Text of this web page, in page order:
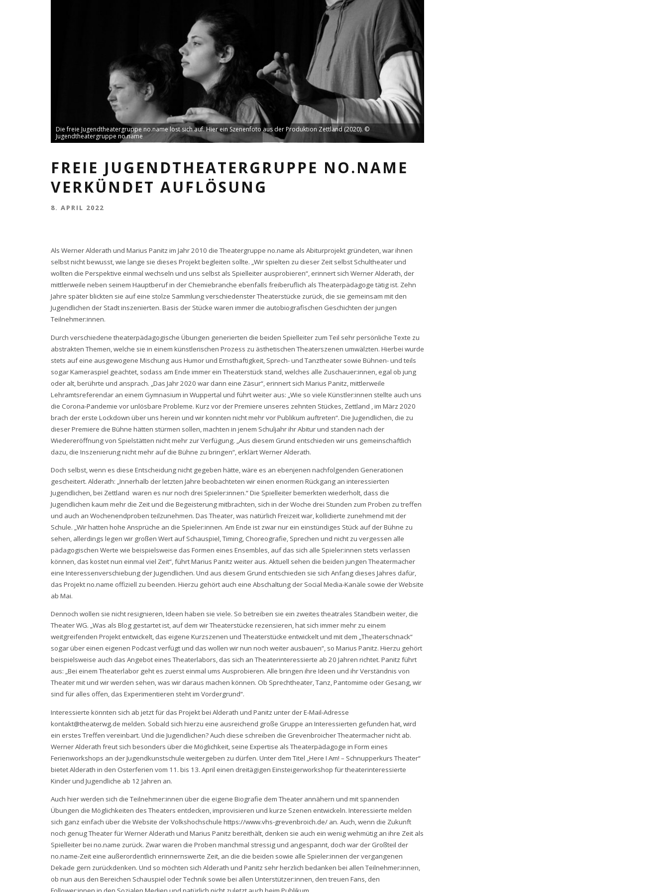
Die freie Jugendtheatergruppe no.name löst sich auf. Hier ein Szenenfoto aus der Produktion Zettland (2020). ©
Jugendtheatergruppe no.name
FREIE JUGENDTHEATERGRUPPE NO.NAME
VERKÜNDET AUFLÖSUNG
8. APRIL 2022
Als Werner Alderath und Marius Panitz im Jahr 2010 die Theatergruppe no.name als Abiturprojekt gründeten, war ihnen
selbst nicht bewusst, wie lange sie dieses Projekt begleiten sollte. „Wir spielten zu dieser Zeit selbst Schultheater und
wollten die Perspektive einmal wechseln und uns selbst als Spielleiter ausprobieren“, erinnert sich Werner Alderath, der
mittlerweile neben seinem Hauptberuf in der Chemiebranche ebenfalls freiberuflich als Theaterpädagoge tätig ist. Zehn
Jahre später blickten sie auf eine stolze Sammlung verschiedenster Theaterstücke zurück, die sie gemeinsam mit den
Jugendlichen der Stadt inszenierten. Basis der Stücke waren immer die autobiografischen Geschichten der jungen
Teilnehmer:innen.
Durch verschiedene theaterpädagogische Übungen generierten die beiden Spielleiter zum Teil sehr persönliche Texte zu
abstrakten Themen, welche sie in einem künstlerischen Prozess zu ästhetischen Theaterszenen umwälzten. Hierbei wurde
stets auf eine ausgewogene Mischung aus Humor und Ernsthaftigkeit, Sprech- und Tanztheater sowie Bühnen- und teils
sogar Kameraspiel geachtet, sodass am Ende immer ein Theaterstück stand, welches alle Zuschauer:innen, egal ob jung
oder alt, berührte und ansprach. „Das Jahr 2020 war dann eine Zäsur“, erinnert sich Marius Panitz, mittlerweile
Lehramtsreferendar an einem Gymnasium in Wuppertal und führt weiter aus: „Wie so viele Künstler:innen stellte auch uns
die Corona-Pandemie vor unlösbare Probleme. Kurz vor der Premiere unseres zehnten Stückes, Zettland , im März 2020
brach der erste Lockdown über uns herein und wir konnten nicht mehr vor Publikum auftreten“. Die Jugendlichen, die zu
dieser Premiere die Bühne hätten stürmen sollen, machten in jenem Schuljahr ihr Abitur und standen nach der
Wiedereröffnung von Spielstätten nicht mehr zur Verfügung. „Aus diesem Grund entschieden wir uns gemeinschaftlich
dazu, die Inszenierung nicht mehr auf die Bühne zu bringen“, erklärt Werner Alderath.
Doch selbst, wenn es diese Entscheidung nicht gegeben hätte, wäre es an ebenjenen nachfolgenden Generationen
gescheitert. Alderath: „Innerhalb der letzten Jahre beobachteten wir einen enormen Rückgang an interessierten
Jugendlichen, bei Zettland waren es nur noch drei Spieler:innen.“ Die Spielleiter bemerkten wiederholt, dass die
Jugendlichen kaum mehr die Zeit und die Begeisterung mitbrachten, sich in der Woche drei Stunden zum Proben zu treffen
und auch an Wochenendproben teilzunehmen. Das Theater, was natürlich Freizeit war, kollidierte zunehmend mit der
Schule. „Wir hatten hohe Ansprüche an die Spieler:innen. Am Ende ist zwar nur ein einstündiges Stück auf der Bühne zu
sehen, allerdings legen wir großen Wert auf Schauspiel, Timing, Choreografie, Sprechen und nicht zu vergessen alle
pädagogischen Werte wie beispielsweise das Formen eines Ensembles, auf das sich alle Spieler:innen stets verlassen
können, das kostet nun einmal viel Zeit“, führt Marius Panitz weiter aus. Aktuell sehen die beiden jungen Theatermacher
eine Interessenverschiebung der Jugendlichen. Und aus diesem Grund entschieden sie sich Anfang dieses Jahres dafür,
das Projekt no.name offiziell zu beenden. Hierzu gehört auch eine Abschaltung der Social Media-Kanäle sowie der Website
ab Mai.
Dennoch wollen sie nicht resignieren, Ideen haben sie viele. So betreiben sie ein zweites theatrales Standbein weiter, die
Theater WG. „Was als Blog gestartet ist, auf dem wir Theaterstücke rezensieren, hat sich immer mehr zu einem
weitgreifenden Projekt entwickelt, das eigene Kurzszenen und Theaterstücke entwickelt und mit dem „Theaterschnack“
sogar über einen eigenen Podcast verfügt und das wollen wir nun noch weiter ausbauen“, so Marius Panitz. Hierzu gehört
beispielsweise auch das Angebot eines Theaterlabors, das sich an Theaterinteressierte ab 20 Jahren richtet. Panitz führt
aus: „Bei einem Theaterlabor geht es zuerst einmal ums Ausprobieren. Alle bringen ihre Ideen und ihr Verständnis von
Theater mit und wir werden sehen, was wir daraus machen können. Ob Sprechtheater, Tanz, Pantomime oder Gesang, wir
sind für alles offen, das Experimentieren steht im Vordergrund“.
Interessierte könnten sich ab jetzt für das Projekt bei Alderath und Panitz unter der E-Mail-Adresse
kontakt@theaterwg.de melden. Sobald sich hierzu eine ausreichend große Gruppe an Interessierten gefunden hat, wird
ein erstes Treffen vereinbart. Und die Jugendlichen? Auch diese schreiben die Grevenbroicher Theatermacher nicht ab.
Werner Alderath freut sich besonders über die Möglichkeit, seine Expertise als Theaterpädagoge in Form eines
Ferienworkshops an der Jugendkunstschule weitergeben zu dürfen. Unter dem Titel „Here I Am! – Schnupperkurs Theater“
bietet Alderath in den Osterferien vom 11. bis 13. April einen dreitägigen Einsteigerworkshop für theaterinteressierte
Kinder und Jugendliche ab 12 Jahren an.
Auch hier werden sich die Teilnehmer:innen über die eigene Biografie dem Theater annähern und mit spannenden
Übungen die Möglichkeiten des Theaters entdecken, improvisieren und kurze Szenen entwickeln. Interessierte melden
sich ganz einfach über die Website der Volkshochschule https://www.vhs-grevenbroich.de/ an. Auch, wenn die Zukunft
noch genug Theater für Werner Alderath und Marius Panitz bereithält, denken sie auch ein wenig wehmütig an ihre Zeit als
Spielleiter bei no.name zurück. Zwar waren die Proben manchmal stressig und angespannt, doch war der Großteil der
no.name-Zeit eine außerordentlich erinnernswerte Zeit, an die die beiden sowie alle Spieler:innen der vergangenen
Dekade gern zurückdenken. Und so möchten sich Alderath und Panitz sehr herzlich bedanken bei allen Teilnehmer:innen,
ob nun aus den Bereichen Schauspiel oder Technik sowie bei allen Unterstützer:innen, den treuen Fans, den